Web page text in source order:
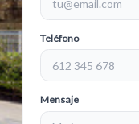
Teléfono
Mensaje